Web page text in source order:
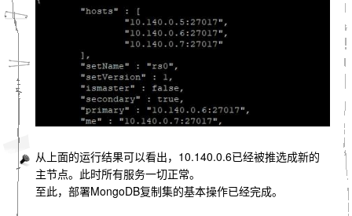
从上面的运行结果可以看出，10.140.0.6已经被推选成新的
主节点。此时所有服务一切正常。
至此，部署MongoDB复制集的基本操作已经完成。